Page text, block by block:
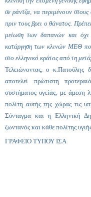
σε ράντζα, να περιμένουν
πριν τους βρει ο θάνατος.
μείωση των δαπανών και όχι
κατάργηση των κλινών ΜΕΘ
στο ελληνικό κράτος από τη
Τελειώνοντας, ο κ.Πατούλης
αποτελεί πρώτιστη
συστήματος υγείας, με άμεση
πολίτη αυτής της χώρας τις
Σύνταγμα και η Ελληνική
ζωντανός και κάθε πολίτης
ΓΡΑΦΕΙΟ ΤΥΠΟΥ ΙΣΑ